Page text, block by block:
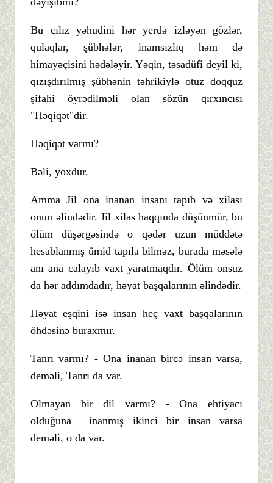
Bu cılız yəhudini hər yerdə izləyən gözlər,
qulaqlar, şübhələr, inamsızlıq həm də
himayəçisini hədələyir. Yəqin, təsadüfi deyil ki,
qızışdırılmış şübhənin təhrikiylə otuz doqquz
şifahi öyrədilməli olan sözün qırxıncısı
"Həqiqət"dir.
Həqiqət varmı?
Bəli, yoxdur.
Amma Jil ona inanan insanı tapıb və xilası
onun əlindədir. Jil xilas haqqında düşünmür, bu
ölüm düşərgəsində o qədər uzun müddətə
hesablanmış ümid tapıla bilməz, burada məsələ
anı ana calayıb vaxt yaratmaqdır. Ölüm onsuz
da hər addımdadır, həyat başqalarının əlindədir.
Həyat eşqini isə insan heç vaxt başqalarının
öhdəsinə buraxmır.
Tanrı varmı? - Ona inanan bircə insan varsa,
deməli, Tanrı da var.
Olmayan bir dil varmı? - Ona ehtiyacı
olduğuna inanmış ikinci bir insan varsa
deməli, o da var.